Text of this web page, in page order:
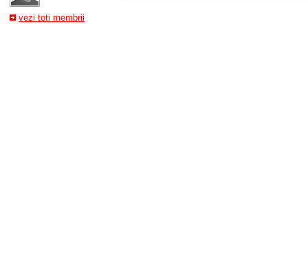
vezi toti membrii